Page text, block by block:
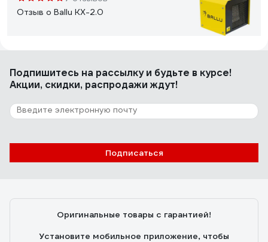
Отзыв о Ballu KX-2.0
Компактная, мощная пушка. Покупал для гаража 20 м2.
За час температура поднялась на 10 градусов.
Отзыв о QUATTRO ELEMENTI QE-3000
ETN 649-257
Евгений 12.11.2016
Цена- качество. Приятный внешний вид. Качество
Подпишитесь на рассылкуи будьте в курсе!
Акции, скидки, распродажи ждут!
Подписаться
Оригинальные товары с гарантией!
Установите мобильное приложение, чтобы